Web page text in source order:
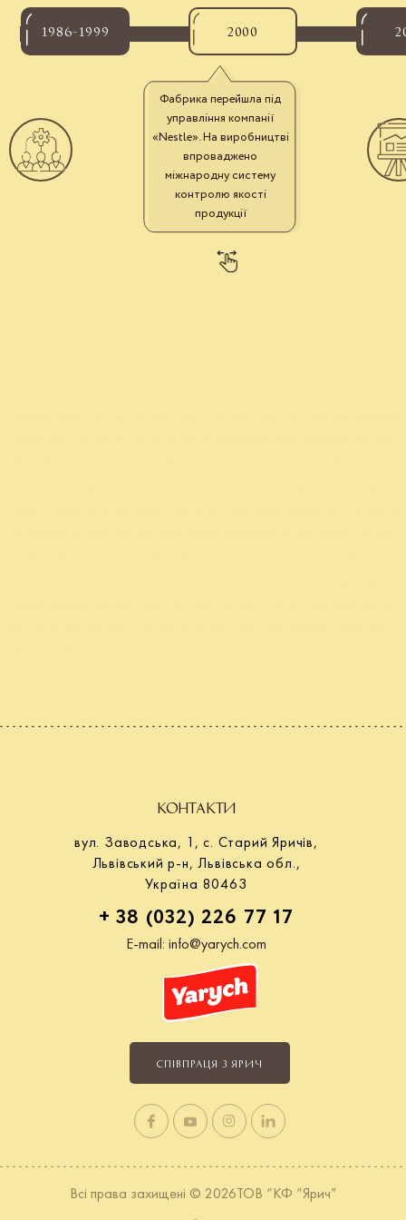
1986-1999 2000
Фабрика перейшла під
управління компанії
«Nestle». На виробництві
впроваджено
міжнародну систему
контролю якості
продукції
КОНТАКТИ
вул. Заводська, 1, с. Старий Яричів,
Львівський р-н, Львівська обл.,
Україна 80463
+ 38 (032) 226 77 17
E-mail: info@yarych.com
СПІВПРАЦЯ З ЯРИЧ
Всі права захищені © 2026ТОВ “КФ “Ярич”